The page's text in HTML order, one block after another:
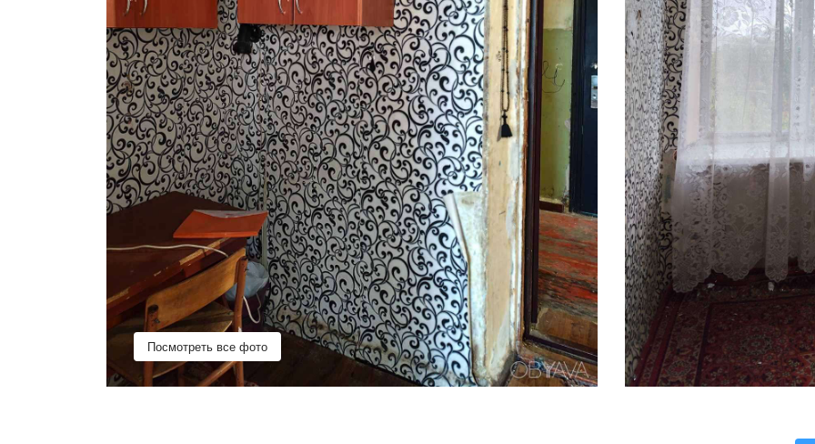
Посмотреть все фото